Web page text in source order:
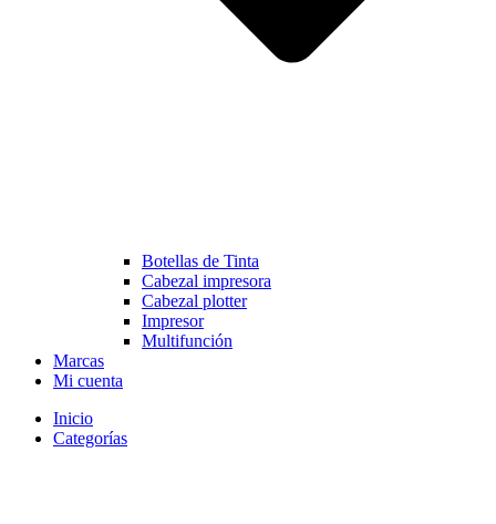
Botellas de Tinta
Cabezal impresora
Cabezal plotter
Impresor
Multifunción
Marcas
Mi cuenta
Inicio
Categorías